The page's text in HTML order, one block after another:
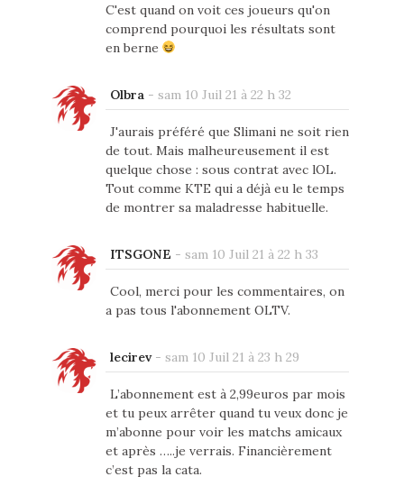
C'est quand on voit ces joueurs qu'on
comprend pourquoi les résultats sont
en berne
Olbra- sam 10 Juil 21 à 22 h 32
J'aurais préféré que Slimani ne soit rien
de tout. Mais malheureusement il est
quelque chose : sous contrat avec lOL.
Tout comme KTE qui a déjà eu le temps
de montrer sa maladresse habituelle.
ITSGONE - sam 10 Juil 21 à 22 h 33
Cool, merci pour les commentaires, on
a pas tous l'abonnement OLTV.
lecirev- sam 10 Juil 21 à 23 h 29
L’abonnement est à 2,99euros par mois
et tu peux arrêter quand tu veux donc je
m’abonne pour voir les matchs amicaux
et après …..je verrais. Financièrement
c’est pas la cata.